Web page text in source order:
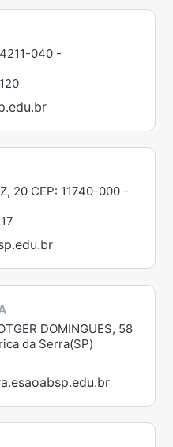
040 -
20 CEP: 11740-000 -
DOMINGUES, 58
da Serra(SP)